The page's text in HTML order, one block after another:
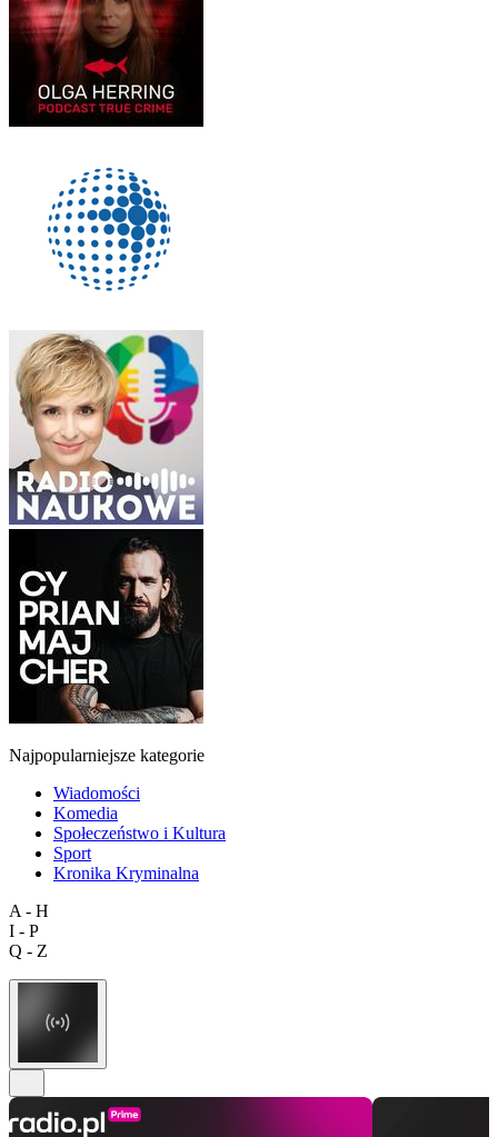
Najpopularniejsze kategorie
Wiadomości
Komedia
Społeczeństwo i Kultura
Sport
Kronika Kryminalna
A - H
I - P
Q - Z